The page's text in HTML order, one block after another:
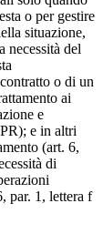
o per gestire
situazione,
necessità del
o di un
ai
e
e in altri
(art. 6,
di
par. 1, lettera f